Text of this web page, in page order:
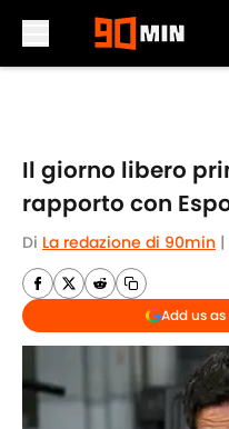
Il giorno libero
rapporto con
Di La redazione di 90min |
Add us